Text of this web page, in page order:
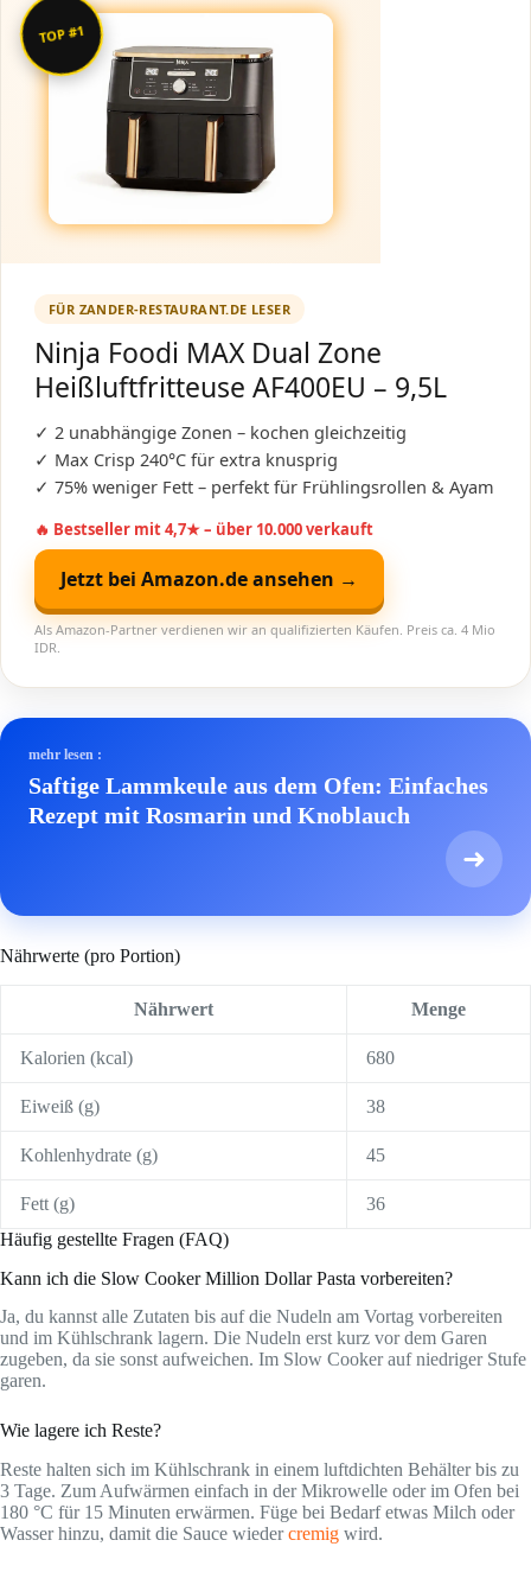
TOP #1
FÜR ZANDER-RESTAURANT.DE LESER
Ninja Foodi MAX Dual Zone
Heißluftfritteuse AF400EU – 9,5L
✓ 2 unabhängige Zonen – kochen gleichzeitig
✓ Max Crisp 240°C für extra knusprig
✓ 75% weniger Fett – perfekt für Frühlingsrollen & Ayam
🔥 Bestseller mit 4,7★ – über 10.000 verkauft
Jetzt bei Amazon.de ansehen →
Als Amazon-Partner verdienen wir an qualifizierten Käufen. Preis ca. 4 Mio
IDR.
mehr lesen :
Saftige Lammkeule aus dem Ofen: Einfaches
Rezept mit Rosmarin und Knoblauch
➜
Nährwerte (pro Portion)
Nährwert Menge
Kalorien (kcal) 680
Eiweiß (g) 38
Kohlenhydrate (g) 45
Fett (g)
36
Häufig gestellte Fragen (FAQ)
Kann ich die Slow Cooker Million Dollar Pasta vorbereiten?
Ja, du kannst alle Zutaten bis auf die Nudeln am Vortag vorbereiten
und im Kühlschrank lagern. Die Nudeln erst kurz vor dem Garen
zugeben, da sie sonst aufweichen. Im Slow Cooker auf niedriger Stufe
garen.
Wie lagere ich Reste?
Reste halten sich im Kühlschrank in einem luftdichten Behälter bis zu
3 Tage. Zum Aufwärmen einfach in der Mikrowelle oder im Ofen bei
180 °C für 15 Minuten erwärmen. Füge bei Bedarf etwas Milch oder
Wasser hinzu, damit die Sauce wiedercremig wird.